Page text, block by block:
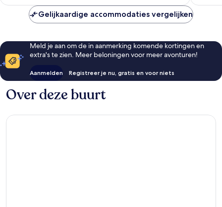
Gelijkaardige accommodaties vergelijken
Meld je aan om de in aanmerking komende kortingen en
extra's te zien. Meer beloningen voor meer avonturen!
Aanmelden Registreer je nu, gratis en voor niets
Over deze buurt